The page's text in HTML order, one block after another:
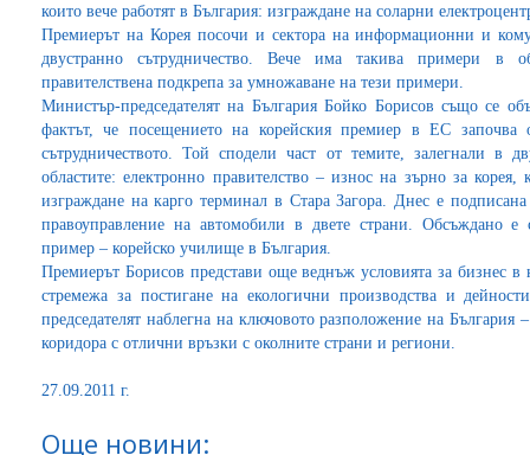
които вече работят в България: изграждане на соларни
Премиерът на Корея посочи и сектора на информационни и
двустранно сътрудничество. Вече има такива примери в
правителствена подкрепа за умножаване на тези примери.
Министър-председателят на България Бойко Борисов също се
фактът, че посещението на корейския премиер в ЕС започва
сътрудничеството. Той сподели част от темите, залегнали в
областите: електронно правителство – износ на зърно за
изграждане на карго терминал в Стара Загора. Днес е подписана
правоуправление на автомобили в двете страни. Обсъждано е
пример – корейско училище в България.
Премиерът Борисов представи още веднъж условията за бизнес в
стремежа за постигане на екологични производства и
председателят наблегна на ключовото разположение на
коридора с отлични връзки с околните страни и региони.
27.09.2011 г.
Още новини: